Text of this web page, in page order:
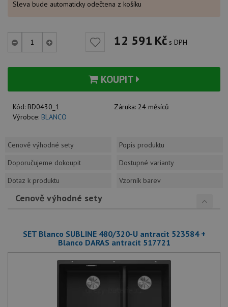
Sleva bude automaticky odečtena z košíku
12 591 Kč s DPH
KOUPIT
Kód: BD0430_1 Záruka: 24 měsíců
Výrobce: BLANCO
Cenově výhodné sety
Popis produktu
Doporučujeme dokoupit
Dostupné varianty
Dotaz k produktu
Vzorník barev
Cenově výhodné sety
SET Blanco SUBLINE 480/320-U antracit 523584 +
Blanco DARAS antracit 517721